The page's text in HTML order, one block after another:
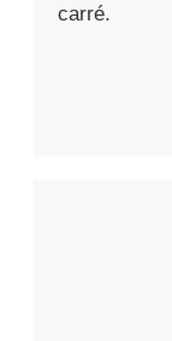
carré.